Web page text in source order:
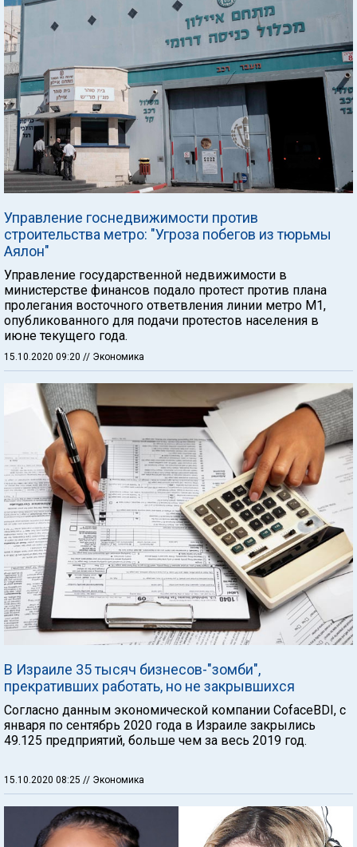
Управление госнедвижимости против
строительства метро: "Угроза побегов из тюрьмы
Аялон"
Управление государственной недвижимости в
министерстве финансов подало протест против плана
пролегания восточного ответвления линии метро М1,
опубликованного для подачи протестов населения в
июне текущего года.
15.10.2020 09:20 // Экономика
В Израиле 35 тысяч бизнесов-"зомби",
прекративших работать, но не закрывшихся
Согласно данным экономической компании CofaceBDI, с
января по сентябрь 2020 года в Израиле закрылись
49.125 предприятий, больше чем за весь 2019 год.
15.10.2020 08:25 // Экономика